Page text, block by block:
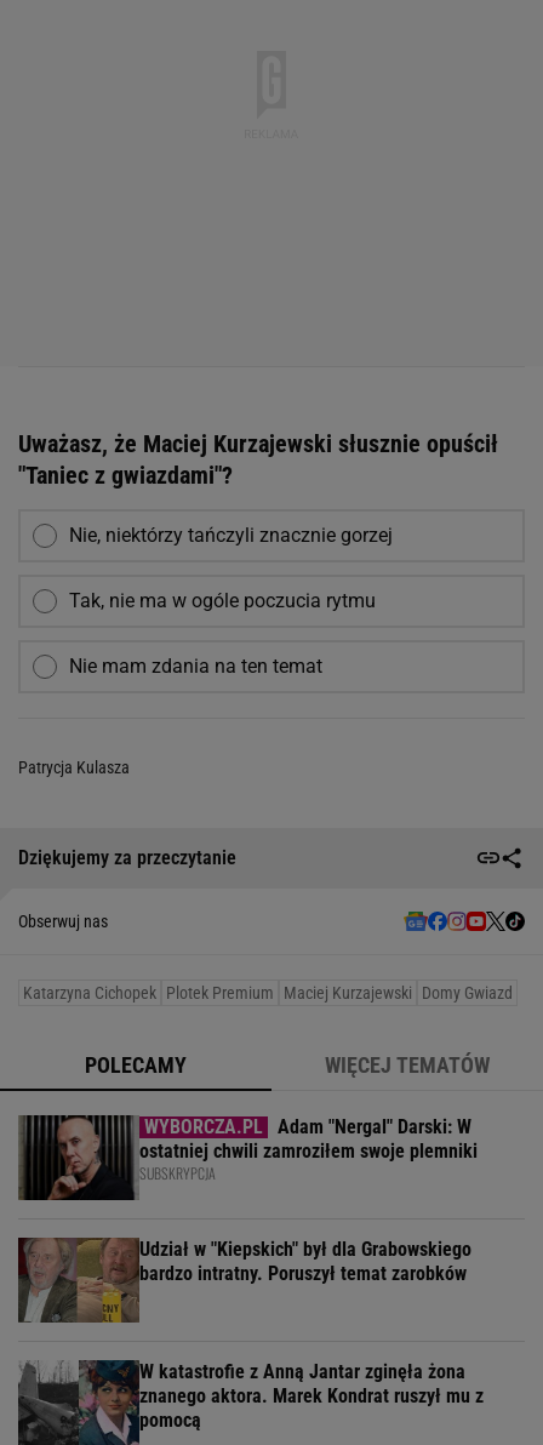
Uważasz, że Maciej Kurzajewski słusznie opuścił
"Taniec z gwiazdami"?
Nie, niektórzy tańczyli znacznie gorzej
Tak, nie ma w ogóle poczucia rytmu
Nie mam zdania na ten temat
Patrycja Kulasza
Dziękujemy za przeczytanie
Obserwuj nas
Katarzyna Cichopek Plotek Premium Maciej Kurzajewski Domy Gwiazd
POLECAMY WIĘCEJ TEMATÓW
Adam "Nergal" Darski: W
ostatniej chwili zamroziłem swoje plemniki
SUBSKRYPCJA
Udział w "Kiepskich" był dla Grabowskiego
bardzo intratny. Poruszył temat zarobków
W katastrofie z Anną Jantar zginęła żona
znanego aktora. Marek Kondrat ruszył mu z
pomocą